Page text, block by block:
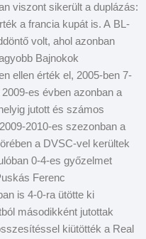
viszont sikerült a duplázás:
a francia kupát is. A BL-
volt, ahol azonban
Bajnokok
ellen érték el, 2005-ben 7-
es évben azonban a
jutott és számos
2010-es szezonban a
a DVSC-vel kerültek
0-4-es győzelmet
Ferenc
is 4-0-ra ütötte ki
másodikként jutottak
kiütötték a Real